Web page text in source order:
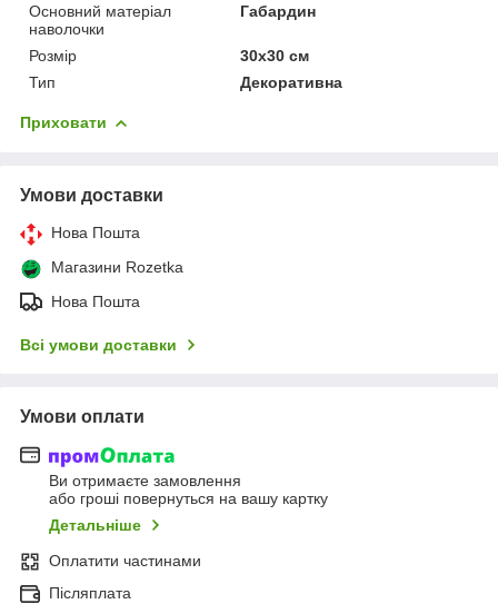
Основний матеріал
наволочки
Габардин
Розмір
30х30 см
Тип
Декоративна
Приховати
Умови доставки
Нова Пошта
Магазини Rozetka
Нова Пошта
Всі умови доставки
Умови оплати
Ви отримаєте замовлення
або гроші повернуться на вашу картку
Детальніше
Оплатити частинами
Післяплата